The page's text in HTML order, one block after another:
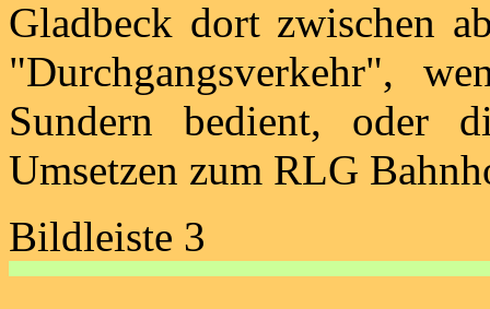
Gladbeck dort zwischen
"Durchgangsverkehr",
Sundern bedient, oder
Umsetzen zum RLG
Bildleiste 3